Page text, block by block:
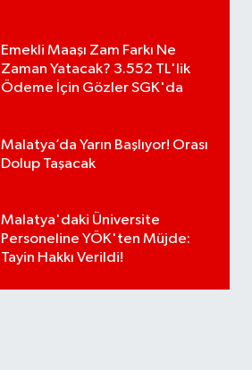
Emekli Maaşı Zam Farkı Ne
Zaman Yatacak? 3.552 TL'lik
Ödeme İçin Gözler SGK'da
Malatya’da Yarın Başlıyor! Orası
Dolup Taşacak
Malatya'daki Üniversite
Personeline YÖK'ten Müjde:
Tayin Hakkı Verildi!